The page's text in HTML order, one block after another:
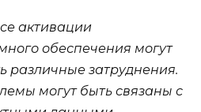
активации
обеспечения могут
различные затруднения.
могут быть связаны с